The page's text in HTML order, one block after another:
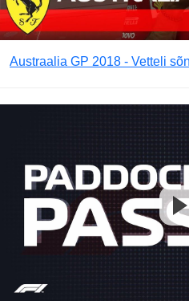
Austraalia GP 2018 - Vetteli